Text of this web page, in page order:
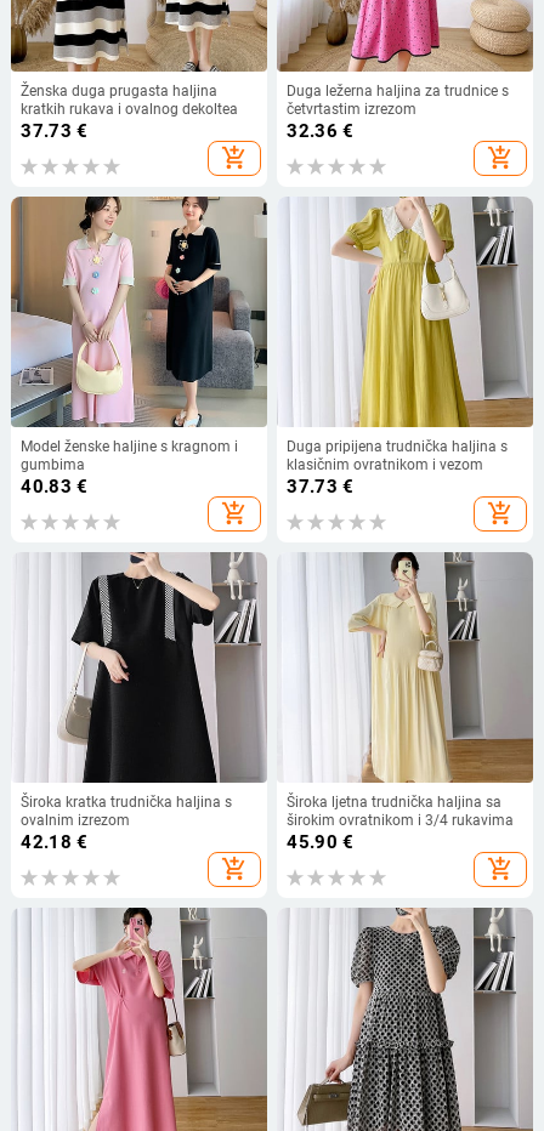
Ženska duga prugasta haljina
kratkih rukava i ovalnog dekoltea
37.73 €
add_shopping_cart
Duga ležerna haljina za trudnice s
četvrtastim izrezom
32.36 €
add_shopping_cart
Model ženske haljine s kragnom i
gumbima
40.83 €
add_shopping_cart
Duga pripijena trudnička haljina s
klasičnim ovratnikom i vezom
37.73 €
add_shopping_cart
Široka kratka trudnička haljina s
ovalnim izrezom
42.18 €
add_shopping_cart
Široka ljetna trudnička haljina sa
širokim ovratnikom i 3/4 rukavima
45.90 €
add_shopping_cart